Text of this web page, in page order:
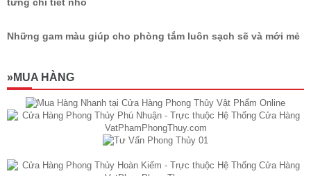
từng chi tiết nhỏ
Những gam màu giúp cho phòng tắm luôn sạch sẽ và mới mẻ
»MUA HÀNG